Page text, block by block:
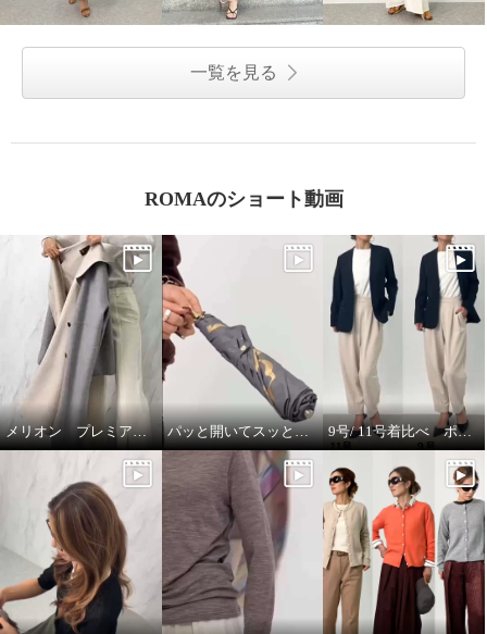
一覧を見る
ROMAのショート動画
メリオン プレミアムな着心地🎵 パッと開いてスッと閉じる🎵晴雨兼用折りたたみジャンプ傘 9号/ 11号着比べ ポルトゥヴィータ ノーカラージャケット